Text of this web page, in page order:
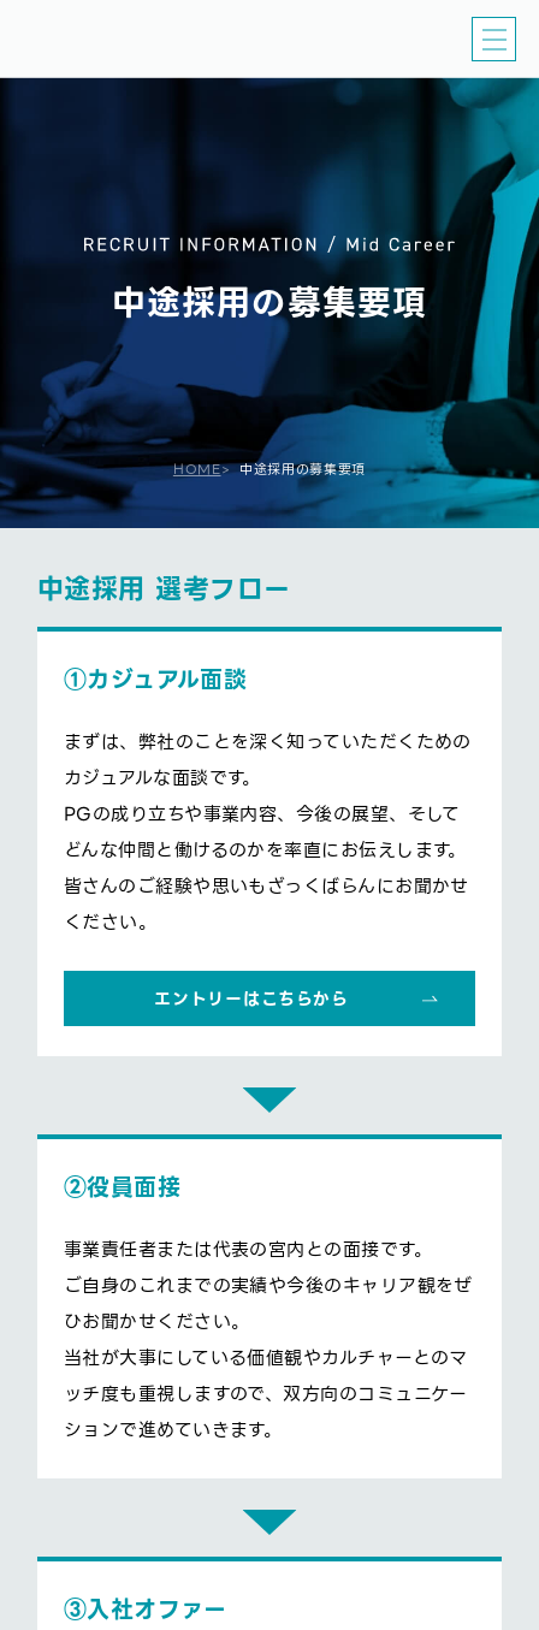
ピュアグロースの特徴
中途採用の募集要項
HOME> 中途採用の募集要項
中途採用 選考フロー
①カジュアル面談
まずは、弊社のことを深く知っていただくための
カジュアルな面談です。
PGの成り立ちや事業内容、今後の展望、そして
どんな仲間と働けるのかを率直にお伝えします。
皆さんのご経験や思いもざっくばらんにお聞かせ
ください。
エントリーはこちらから
②役員面接
事業責任者または代表の宮内との面接です。
ご自身のこれまでの実績や今後のキャリア観をぜ
ひお聞かせください。
当社が大事にしている価値観やカルチャーとのマ
ッチ度も重視しますので、双方向のコミュニケー
ションで進めていきます。
③入社オファー